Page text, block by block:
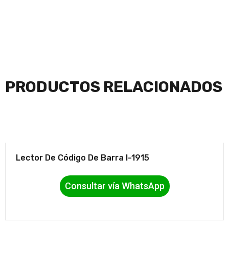
PRODUCTOS RELACIONADOS
Lector De Código De Barra I-1915
Consultar vía WhatsApp